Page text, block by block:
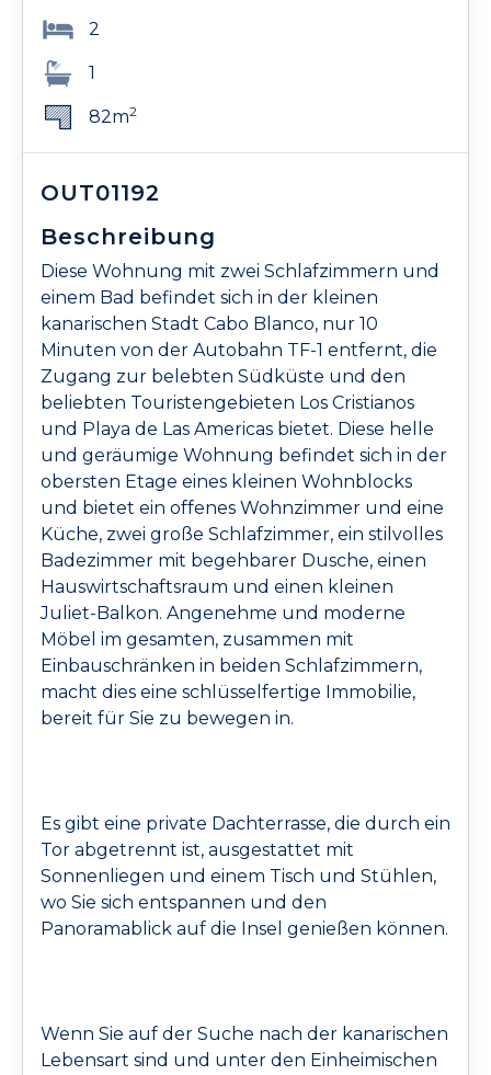
2
1
82m2
OUT01192
Beschreibung
Diese Wohnung mit zwei Schlafzimmern und
einem Bad befindet sich in der kleinen
kanarischen Stadt Cabo Blanco, nur 10
Minuten von der Autobahn TF-1 entfernt, die
Zugang zur belebten Südküste und den
beliebten Touristengebieten Los Cristianos
und Playa de Las Americas bietet. Diese helle
und geräumige Wohnung befindet sich in der
obersten Etage eines kleinen Wohnblocks
und bietet ein offenes Wohnzimmer und eine
Küche, zwei große Schlafzimmer, ein stilvolles
Badezimmer mit begehbarer Dusche, einen
Hauswirtschaftsraum und einen kleinen
Juliet-Balkon. Angenehme und moderne
Möbel im gesamten, zusammen mit
Einbauschränken in beiden Schlafzimmern,
macht dies eine schlüsselfertige Immobilie,
bereit für Sie zu bewegen in.
Es gibt eine private Dachterrasse, die durch ein
Tor abgetrennt ist, ausgestattet mit
Sonnenliegen und einem Tisch und Stühlen,
wo Sie sich entspannen und den
Panoramablick auf die Insel genießen können.
Wenn Sie auf der Suche nach der kanarischen
Lebensart sind und unter den Einheimischen